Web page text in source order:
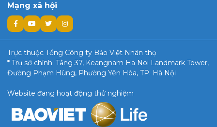
Mạng xã hội
Trực thuộc Tổng Công ty Bảo Việt Nhân thọ
* Trụ sở chính: Tầng 37, Keangnam Ha Noi Landmark Tower,
Đường Phạm Hùng, Phường Yên Hòa, TP. Hà Nội
Website đang hoạt động thử nghiệm